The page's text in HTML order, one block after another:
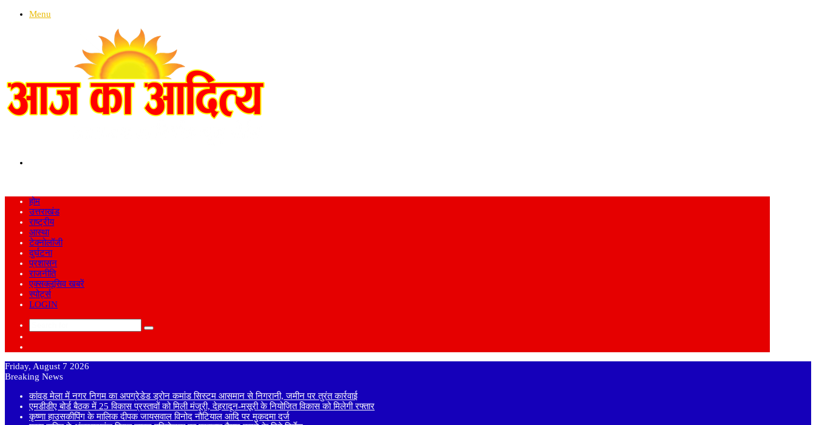
Menu
होम
उत्तराखंड
राष्ट्रीय
आस्था
टेक्नोलॉजी
दुर्घटना
प्रशासन
राजनीति
एक्सक्लूसिव खबरें
स्पोर्ट्स
LOGIN
Search
Friday, August 7 2026
Breaking News
कांवड़ मेला में नगर निगम का अपग्रेडेड ड्रोन कमांड सिस्टम आसमान से निगरानी, जमीन पर तुरंत कार्रवाई
एमडीडीए बोर्ड बैठक में 25 विकास प्रस्तावों को मिली मंजूरी, देहरादून-मसूरी के नियोजित विकास को मिलेगी रफ्तार
कृष्णा हाउसकीपिंग के मालिक दीपक जायसवाल विनोद नौटियाल आदि पर मुकदमा दर्ज